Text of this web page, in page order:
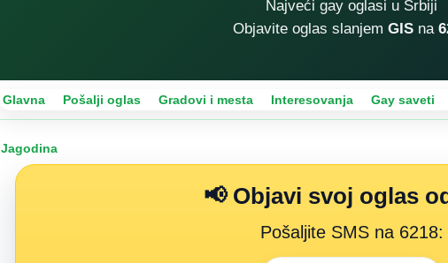
Najveći gay oglasi u Srbiji
Objavite oglas slanjem GIS na
Glavna Pošalji oglas Gradovi i mesta Interesovanja Gay saveti
Jagodina
📢 Objavi svoj oglas
Pošaljite SMS na 6218: